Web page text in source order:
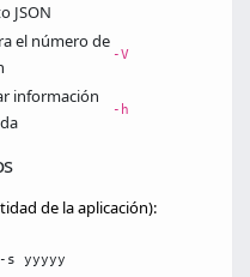
JSON
el número de
-V
información
-h
de la aplicación):
s yyyyy